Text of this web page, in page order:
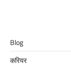
Blog
करियर